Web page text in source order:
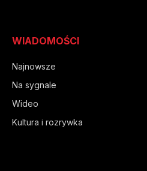
WIADOMOŚCI
Najnowsze
Na sygnale
Wideo
Kultura i rozrywka